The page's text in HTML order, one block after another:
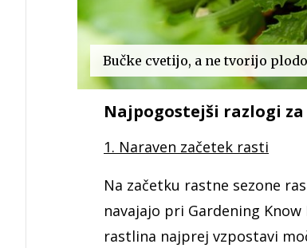
Bučke cvetijo, a ne tvorijo
Najpogostejši razlogi
1. Naraven začetek rasti
Na začetku rastne sezone
navajajo pri Gardening
rastlina najprej vzpostavi